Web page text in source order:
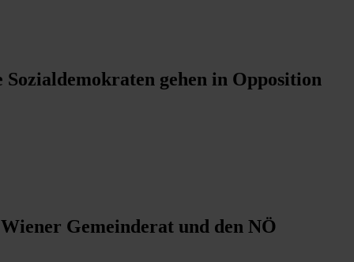
gehen in Opposition
Gemeinderat und den NÖ